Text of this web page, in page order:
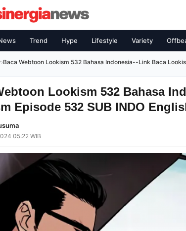
Trend Hype Lifestyle Variety
›Baca Webtoon Lookism 532 Bahasa Indonesia--Link Baca
Lookism 532 Bahasa
Episode 532 SUB INDO
05:22 WIB